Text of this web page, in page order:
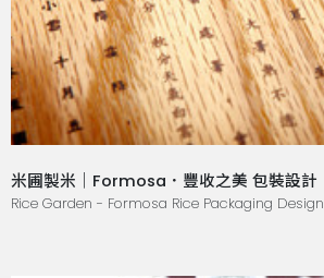
米圃製米｜Formosa．豐收之美 包裝設計
Rice Garden - Formosa Rice Packaging Design